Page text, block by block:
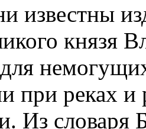
известны
князя
для
при реках и
Из словаря